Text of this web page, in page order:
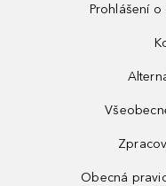
Prohlášení
Obecná